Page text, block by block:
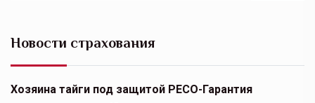
Новости страхования
Хозяина тайги под защитой РЕСО-Гарантия